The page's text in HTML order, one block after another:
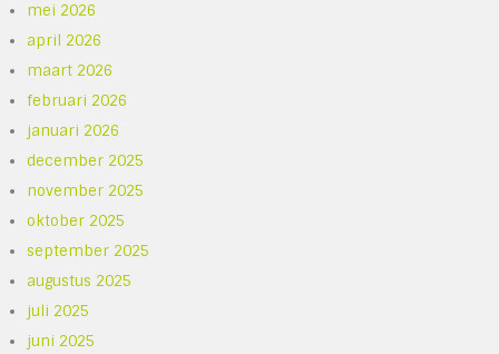
mei 2026
april 2026
maart 2026
februari 2026
januari 2026
december 2025
november 2025
oktober 2025
september 2025
augustus 2025
juli 2025
juni 2025